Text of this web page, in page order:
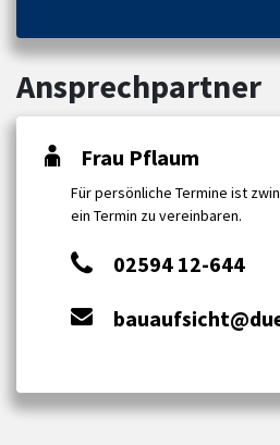
Ansprechpartner
Frau Pflaum
Für persönliche Termine ist
ein Termin zu vereinbaren.
02594 12-644